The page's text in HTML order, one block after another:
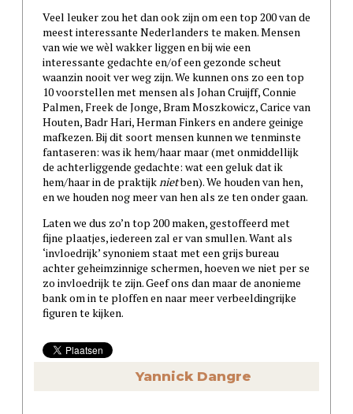
Veel leuker zou het dan ook zijn om een top 200 van de
meest interessante Nederlanders te maken. Mensen
van wie we wèl wakker liggen en bij wie een
interessante gedachte en/of een gezonde scheut
waanzin nooit ver weg zijn. We kunnen ons zo een top
10 voorstellen met mensen als Johan Cruijff, Connie
Palmen, Freek de Jonge, Bram Moszkowicz, Carice van
Houten, Badr Hari, Herman Finkers en andere geinige
mafkezen. Bij dit soort mensen kunnen we tenminste
fantaseren: was ik hem/haar maar (met onmiddellijk
de achterliggende gedachte: wat een geluk dat ik
hem/haar in de praktijknietben). We houden van hen,
en we houden nog meer van hen als ze ten onder gaan.
Laten we dus zo’n top 200 maken, gestoffeerd met
fijne plaatjes, iedereen zal er van smullen. Want als
‘invloedrijk’ synoniem staat met een grijs bureau
achter geheimzinnige schermen, hoeven we niet per se
zo invloedrijk te zijn. Geef ons dan maar de anonieme
bank om in te ploffen en naar meer verbeeldingrijke
figuren te kijken.
Yannick Dangre